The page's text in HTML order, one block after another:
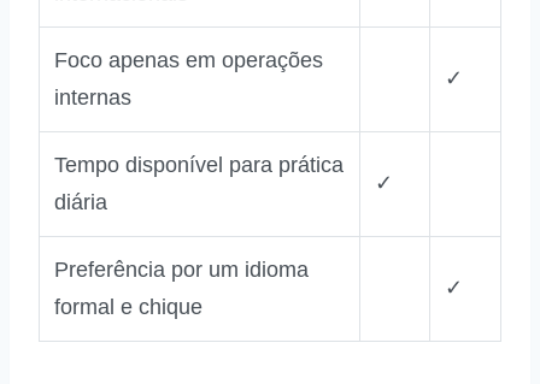
Foco apenas em operações
internas
✓
Tempo disponível para prática
diária
✓
Preferência por um idioma
formal e chique
✓